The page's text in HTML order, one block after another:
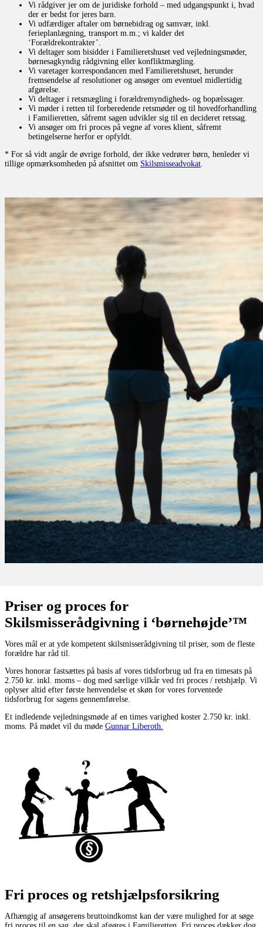
Vi rådgiver jer om de juridiske forhold – med udgangspunkt i, hvad
der er bedst for jeres barn.
Vi udfærdiger aftaler om børnebidrag og samvær, inkl.
ferieplanlægning, transport m.m.; vi kalder det
‘Forældrekontrakter’.
Vi deltager som bisidder i Familieretshuset ved vejledningsmøder,
børnesagkyndig rådgivning eller konfliktmægling.
Vi varetager korrespondancen med Familieretshuset, herunder
fremsendelse af resolutioner og ansøger om eventuel midlertidig
afgørelse.
Vi deltager i retsmægling i forældremyndigheds- og bopælssager.
Vi møder i retten til forberedende retsmøder og til hovedforhandling
i Familieretten, såfremt sagen udvikler sig til en decideret retssag.
Vi ansøger om fri proces på vegne af vores klient, såfremt
betingelserne herfor er opfyldt.
* For så vidt angår de øvrige forhold, der ikke vedrører børn, henleder vi
tillige opmærksomheden på afsnittet om Skilsmisseadvokat.
Priser og proces for
Skilsmisserådgivning i ‘børnehøjde’™
Vores mål er at yde kompetent skilsmisserådgivning til priser, som de fleste
forældre har råd til.
Vores honorar fastsættes på basis af vores tidsforbrug ud fra en timesats på
2.750 kr. inkl. moms – dog med særlige vilkår ved fri proces / retshjælp. Vi
oplyser altid efter første henvendelse et skøn for vores forventede
tidsforbrug for sagens gennemførelse.
Et indledende vejledningsmøde af en times varighed koster 2.750 kr. inkl.
moms. På mødet vil du møde Gunnar Liberoth.
Fri proces og retshjælpsforsikring
Afhængig af ansøgerens bruttoindkomst kan der være mulighed for at søge